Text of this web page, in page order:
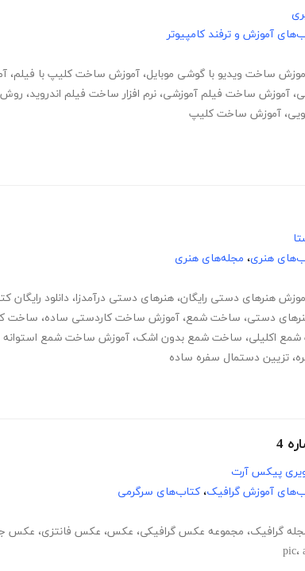
آموزش و ترفند کامپیوتر
ساخت ویدیو با گوشی موبایل، آموزش ساخت کلیپ با فیلم،
، آموزش ساخت فیلم آموزشی، نرم افزار ساخت فیلم اندروید، روش
، آموزش ساخت کلیپ
هنری، مجله‌های هنری
هنرهای دستی رایگان، هنرهای دستی درآمدزا، دانلود
دستی، ساخت شمع، آموزش ساخت کاردستی ساده، ساخت
اکلیلی، ساخت شمع بدون اشک، آموزش ساخت شمع استوانه
، تزیین دستمال سفره ساده
4
پیکس آرت
آموزش گرافیک، کتاب‌های سرگرمی
گرافیک، مجموعه عکس گرافیکی، عکس، عکس فانتزی، عکس
pic،